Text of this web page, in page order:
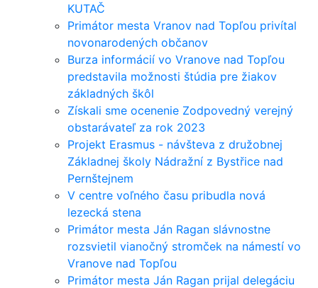
KUTAČ
Primátor mesta Vranov nad Topľou privítal
novonarodených občanov
Burza informácií vo Vranove nad Topľou
predstavila možnosti štúdia pre žiakov
základných škôl
Získali sme ocenenie Zodpovedný verejný
obstarávateľ za rok 2023
Projekt Erasmus - návšteva z družobnej
Základnej školy Nádražní z Bystřice nad
Pernštejnem
V centre voľného času pribudla nová
lezecká stena
Primátor mesta Ján Ragan slávnostne
rozsvietil vianočný stromček na námestí vo
Vranove nad Topľou
Primátor mesta Ján Ragan prijal delegáciu